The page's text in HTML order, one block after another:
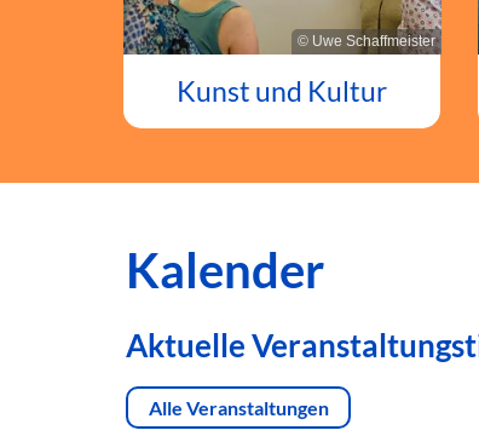
© Uwe Schaffmeister
Kunst und Kultur
Kalender
Aktuelle
Alle Veranstaltungen